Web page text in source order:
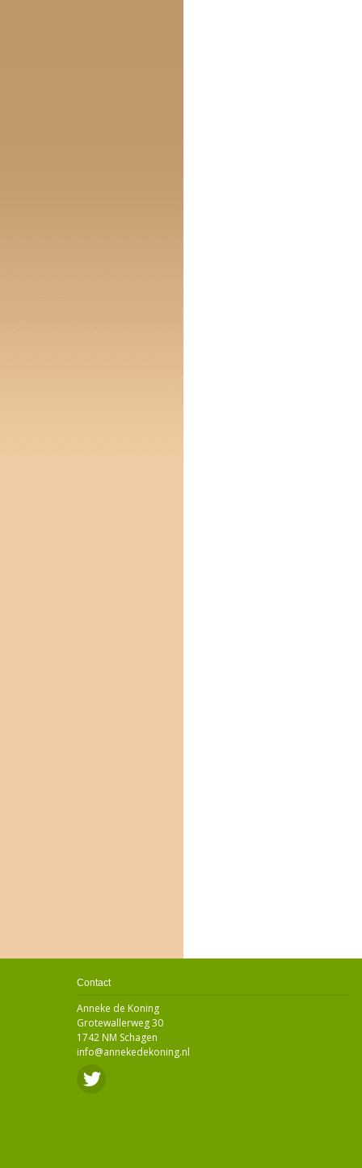
Contact
Anneke de Koning
Grotewallerweg 30
1742 NM Schagen
info@annekedekoning.nl